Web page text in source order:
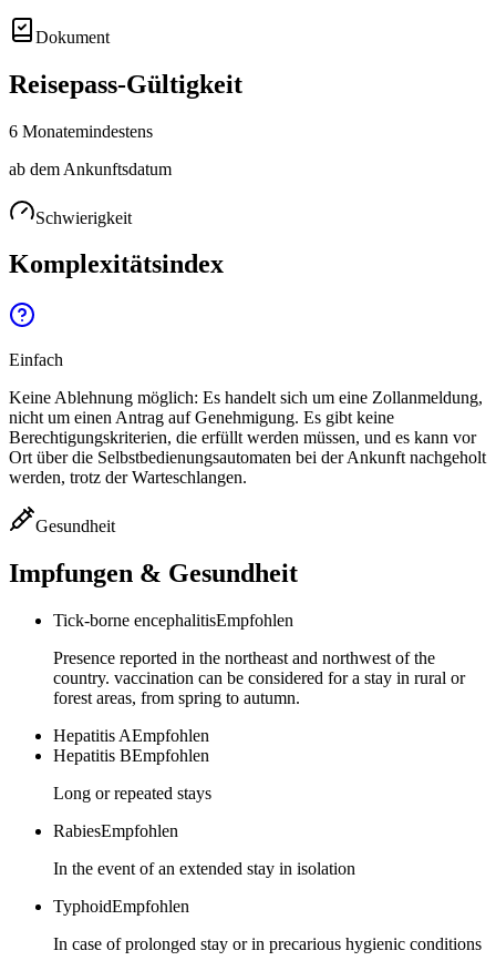
Dokument
Reisepass-Gültigkeit
6 Monatemindestens
ab dem Ankunftsdatum
Schwierigkeit
Komplexitätsindex
Einfach
Keine Ablehnung möglich: Es handelt sich um eine Zollanmeldung,
nicht um einen Antrag auf Genehmigung. Es gibt keine
Berechtigungskriterien, die erfüllt werden müssen, und es kann vor
Ort über die Selbstbedienungsautomaten bei der Ankunft nachgeholt
werden, trotz der Warteschlangen.
Gesundheit
Impfungen & Gesundheit
Tick-borne encephalitisEmpfohlen
Presence reported in the northeast and northwest of the
country. vaccination can be considered for a stay in rural or
forest areas, from spring to autumn.
Hepatitis AEmpfohlen
Hepatitis BEmpfohlen
Long or repeated stays
RabiesEmpfohlen
In the event of an extended stay in isolation
TyphoidEmpfohlen
In case of prolonged stay or in precarious hygienic conditions